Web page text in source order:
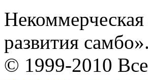
развития самбо».
© 1999-2010